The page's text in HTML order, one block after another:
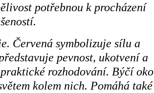
potřebnou k procházení
Červená symbolizuje sílu a
pevnost, ukotvení a
rozhodování. Býčí oko
kolem nich. Pomáhá také